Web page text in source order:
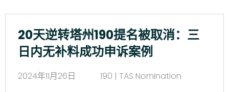
20天逆转塔州190提名被取消：三
日内无补料成功申诉案例
2024年11月26日
190 | TAS Nomination